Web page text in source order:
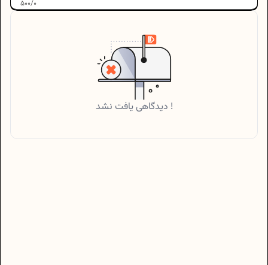
500/0
دیدگاهی یافت نشد !